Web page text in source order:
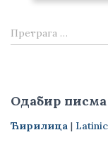
П
р
а
г
Претрага …
Одабир писма
Ћирилица |